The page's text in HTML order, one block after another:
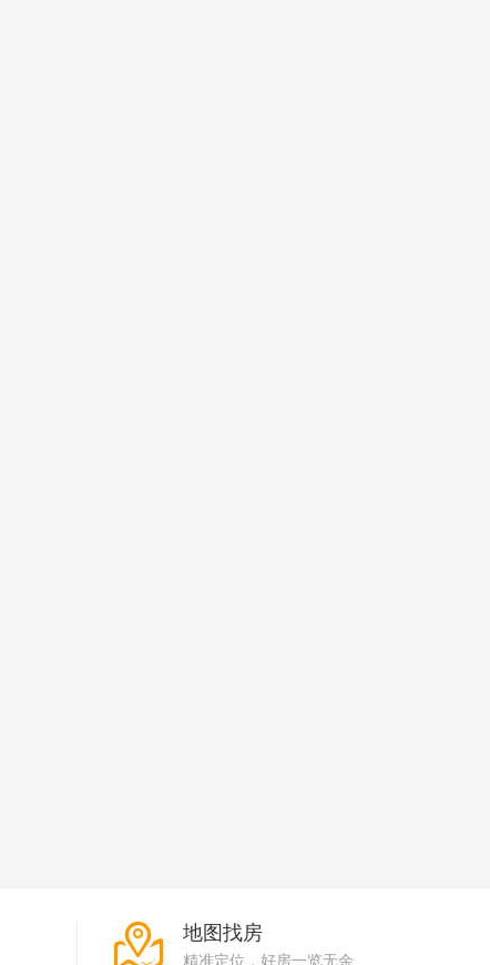
地图找房
精准定位，好房一览无余